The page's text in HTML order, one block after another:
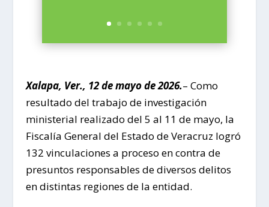
Xalapa, Ver., 12 de mayo de 2026.– Como
resultado del trabajo de investigación
ministerial realizado del 5 al 11 de mayo, la
Fiscalía General del Estado de Veracruz logró
132 vinculaciones a proceso en contra de
presuntos responsables de diversos delitos
en distintas regiones de la entidad.